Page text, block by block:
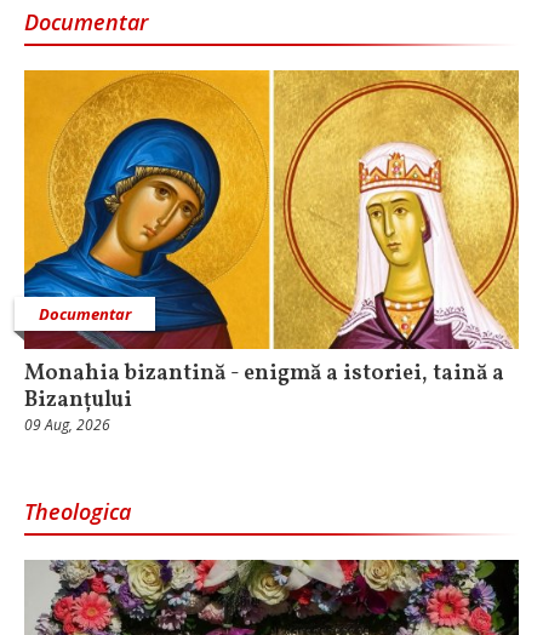
Documentar
Documentar
Monahia bizantină - enigmă a istoriei, taină a
Bizanțului
09 Aug, 2026
Theologica